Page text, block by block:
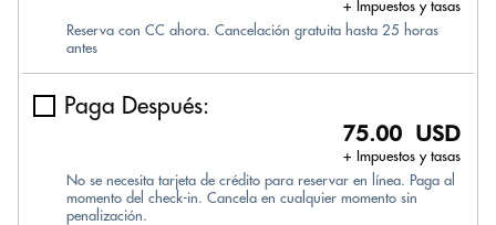
+ Impuestos y tasas
Reserva con CC ahora. Cancelación gratuita hasta 25 horas
antes
Paga Después:
75.00 USD
+ Impuestos y tasas
No se necesita tarjeta de crédito para reservar en línea. Paga al
momento del check-in. Cancela en cualquier momento sin
penalización.